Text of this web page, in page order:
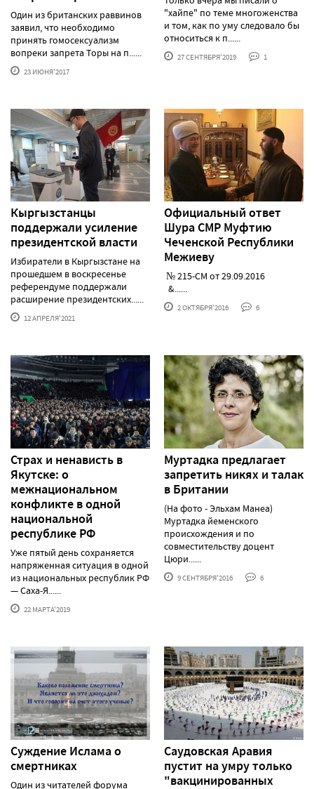
Один из британских раввинов
заявил, что необходимо
принять гомосексуализм
вопреки запрета Торы на п......
23 ИЮНЯ'2017
"хайпе" по теме многоженства
и том, как по уму следовало бы
относиться к п......
27 СЕНТЯБРЯ'2019 1
Кыргызстанцы
поддержали усиление
президентской власти
Избиратели в Кыргызстане на
прошедшем в воскресенье
референдуме поддержали
расширение президентских......
12 АПРЕЛЯ'2021
Официальный ответ
Шура СМР Муфтию
Чеченской Республики
Межиеву
№ 215-СМ от 29.09.2016
&......
2 ОКТЯБРЯ'2016 6
Страх и ненависть в
Якутске: о
межнациональном
конфликте в одной
национальной
республике РФ
Уже пятый день сохраняется
напряженная ситуация в одной
из национальных республик РФ
— Саха-Я......
22 МАРТА'2019
Муртадка предлагает
запретить никях и талак
в Британии
(На фото - Эльхам Манеа)
Муртадка йеменского
происхождения и по
совместительству доцент
Цюри......
9 СЕНТЯБРЯ'2016 6
Суждение Ислама о
смертниках
Один из читателей форума
Саудовская Аравия
пустит на умру только
"вакцинированных